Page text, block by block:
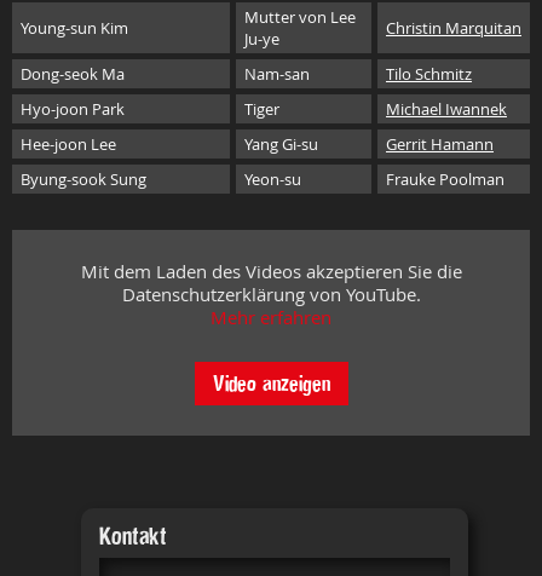
Young-sun Kim
Mutter von Lee
Ju-ye
Christin Marquitan
Dong-seok Ma Nam-san
Tilo Schmitz
Hyo-joon Park
Tiger
Michael Iwannek
Hee-joon Lee
Yang Gi-su
Gerrit Hamann
Byung-sook Sung
Yeon-su Frauke Poolman
Mit dem Laden des Videos akzeptieren Sie die
Datenschutzerklärung von YouTube.
Mehr erfahren
Video anzeigen
Kontakt